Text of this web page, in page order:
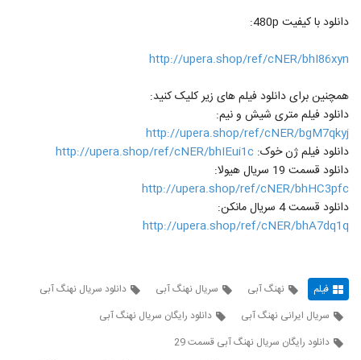
دانلود با کیفیت 480p:
http://upera.shop/ref/cNER/bhI86xyn
همچنین برای دانلود فیلم های زیر کلیک کنید:
دانلود فیلم متری شیش و نیم:
http://upera.shop/ref/cNER/bgM7qkyj
دانلود فیلم ژن خوک: http://upera.shop/ref/cNER/bhIEui1c
دانلود قسمت 19 سریال هیولا:
http://upera.shop/ref/cNER/bhHC3pfc
دانلود قسمت 4 سریال مانکن:
http://upera.shop/ref/cNER/bhA7dq1q
فیلم نهنگ آبی سریال نهنگ آبی
دانلود سریال نهنگ آبی
سریال ایرانی نهنگ آبی
دانلود رایگان سریال نهنگ آبی
دانلود رایگان سریال نهنگ آبی قسمت 29